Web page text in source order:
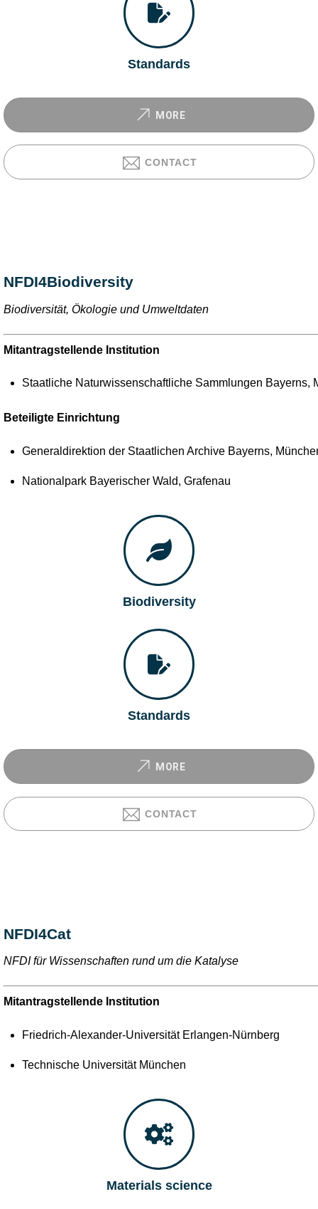
Standards
MORE
CONTACT
NFDI4Biodiversity
Biodiversität, Ökologie und Umweltdaten
Mitantragstellende Institution
Staatliche Naturwissenschaftliche Sammlungen Bayerns,
Beteiligte Einrichtung
Generaldirektion der Staatlichen Archive Bayerns,
Nationalpark Bayerischer Wald, Grafenau
Biodiversity
Standards
MORE
CONTACT
NFDI4Cat
NFDI für Wissenschaften rund um die Katalyse
Mitantragstellende Institution
Friedrich-Alexander-Universität Erlangen-Nürnberg
Technische Universität München
Materials science